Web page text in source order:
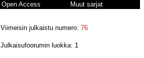
Open Access Muut sarjat
Viimeisin julkaistu numero:76
Julkaisufoorumin luokka: 1